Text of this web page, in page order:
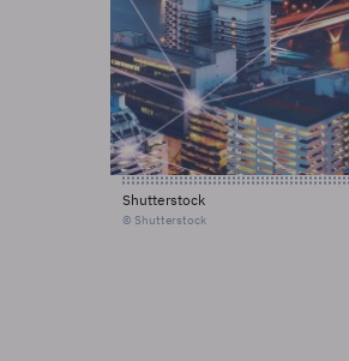
Shutterstock
© Shutterstock